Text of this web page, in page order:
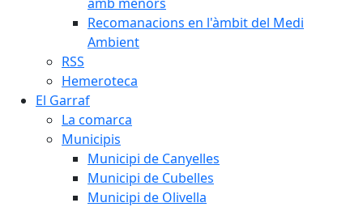
Recomanacions en l'àmbit del Medi
Ambient
RSS
Hemeroteca
El Garraf
La comarca
Municipis
Municipi de Canyelles
Municipi de Cubelles
Municipi de Olivella